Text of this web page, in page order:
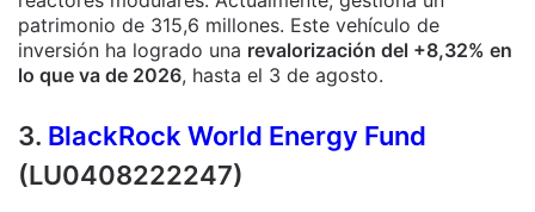
patrimonio de 315,6 millones. Este vehículo de
inversión ha logrado una revalorización del +8,32% en
lo que va de 2026, hasta el 3 de agosto.
3. BlackRock World Energy Fund
(LU0408222247)